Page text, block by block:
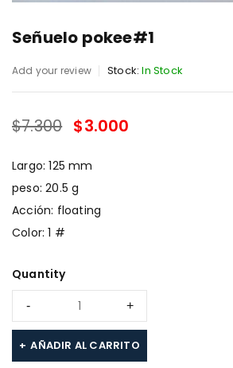
Señuelo pokee#1
Add your review Stock: In Stock
SALE ENDS IN:
$7.300 $3.000
Largo: 125 mm
peso: 20.5 g
Acción: floating
Color: 1 #
Quantity
AÑADIR AL CARRITO